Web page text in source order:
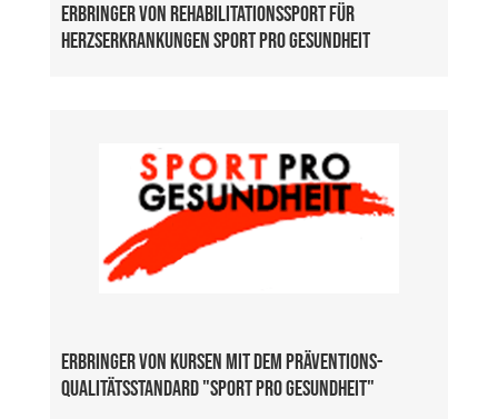
Erbringer von Rehabilitationssport für
Herzserkrankungen Sport pro Gesundheit
Erbringer von Kursen mit dem Präventions-
Qualitätsstandard "Sport Pro Gesundheit"